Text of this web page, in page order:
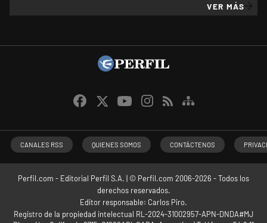
VER MÁS
CANALES RSS QUIENES SOMOS CONTÁCTENOS
Perfil.com - Editorial Perfil S.A. | © Perfil.com 2006-2026 - Todos los
derechos reservados.
Editor responsable: Carlos Piro.
Registro de la propiedad intelectual RL-2024-31002957-APN-DNDA#MJ